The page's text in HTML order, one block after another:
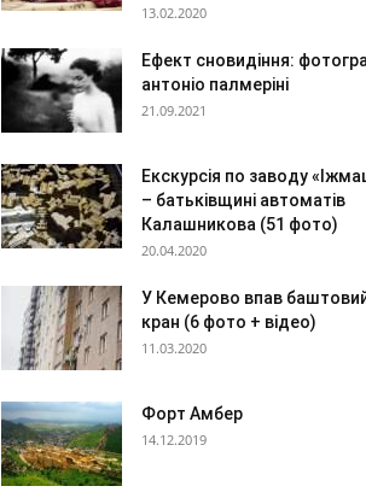
13.02.2020
Ефект сновидіння:
антоніо палмеріні
21.09.2021
Екскурсія по заводу
– батьківщині автоматів
Калашникова (51 фото)
20.04.2020
У Кемерово впав
кран (6 фото + відео)
11.03.2020
Форт Амбер
14.12.2019